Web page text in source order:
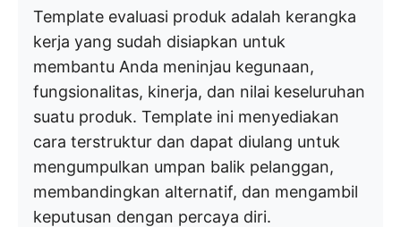
Template evaluasi produk adalah kerangka
kerja yang sudah disiapkan untuk
membantu Anda meninjau kegunaan,
fungsionalitas, kinerja, dan nilai keseluruhan
suatu produk. Template ini menyediakan
cara terstruktur dan dapat diulang untuk
mengumpulkan umpan balik pelanggan,
membandingkan alternatif, dan mengambil
keputusan dengan percaya diri.